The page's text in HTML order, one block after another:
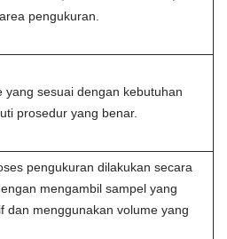
pengukuran.
yang sesuai dengan kebutuhan
prosedur yang benar.
pengukuran dilakukan secara
mengambil sampel yang
dan menggunakan volume yang